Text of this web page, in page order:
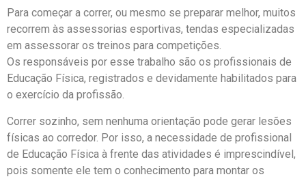
Para começar a correr, ou mesmo se preparar melhor, muitos
recorrem às assessorias esportivas, tendas especializadas
em assessorar os treinos para competições.
Os responsáveis por esse trabalho são os profissionais de
Educação Física, registrados e devidamente habilitados para
o exercício da profissão.
Correr sozinho, sem nenhuma orientação pode gerar lesões
físicas ao corredor. Por isso, a necessidade de profissional
de Educação Física à frente das atividades é imprescindível,
pois somente ele tem o conhecimento para montar os